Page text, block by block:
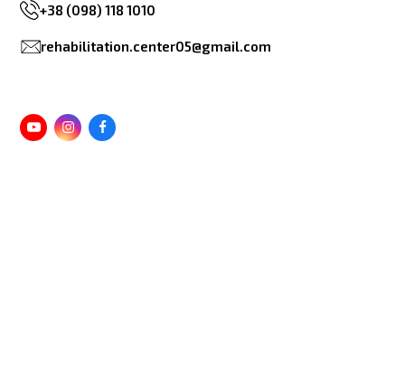
+38 (098) 118 1010
rehabilitation.center05@gmail.com
YoutubeInstagramFacebook